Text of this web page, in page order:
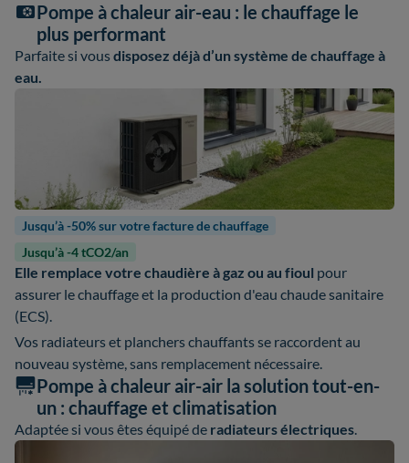
Pompe à chaleur air-eau : le chauffage le
plus performant
Parfaite si vousdisposez déjà d’un système de chauffage à
eau.
Jusqu’à -50% sur votre facture de chauffage
Jusqu’à -4 tCO2/an
Elle remplace votre chaudière à gaz ou au fioul pour
assurer le chauffage et la production d'eau chaude sanitaire
(ECS).
Vos radiateurs et planchers chauffants se raccordent au
nouveau système, sans remplacement nécessaire.
Pompe à chaleur air-air la solution tout-en-
un : chauffage et climatisation
Adaptée si vous êtes équipé de radiateurs électriques